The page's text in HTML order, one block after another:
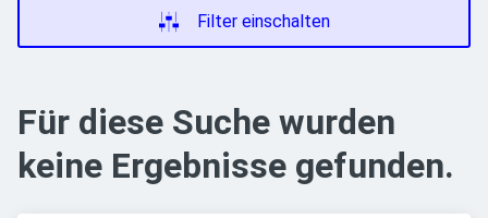
Filter einschalten
Für diese Suche wurden
keine Ergebnisse gefunden.